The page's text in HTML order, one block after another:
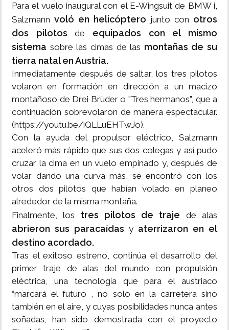
Para el vuelo inaugural con el E-Wingsuit de BMW i,
Salzmann voló en helicóptero junto con otros
dos pilotos de equipados con el mismo
sistema sobre las cimas de las montañas de su
tierra natal en Austria.
Inmediatamente después de saltar, los tres pilotos
volaron en formación en dirección a un macizo
montañoso de Drei Brüder o "Tres hermanos", que a
continuación sobrevolaron de manera espectacular.
(https://youtu.be/iQLLuEHTwJo).
Con la ayuda del propulsor eléctrico, Salzmann
aceleró más rápido que sus dos colegas y así pudo
cruzar la cima en un vuelo empinado y, después de
volar dando una curva más, se encontró con los
otros dos pilotos que habían volado en planeo
alrededor de la misma montaña.
Finalmente, los tres pilotos de traje de alas
abrieron sus paracaídas y aterrizaron en el
destino acordado.
Tras el exitoso estreno, continúa el desarrollo del
primer traje de alas del mundo con propulsión
eléctrica, una tecnología que para el austriaco
“marcará el futuro , no solo en la carretera sino
también en el aire, y cuyas posibilidades nunca antes
soñadas, han sido demostrada con el proyecto